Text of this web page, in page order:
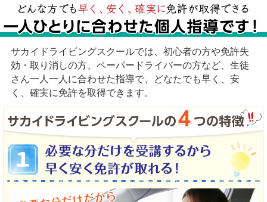
サカイドライビングスクールでは、初心者の方や免許失
効・取り消しの方、ペーパードライバーの方など、生徒
さん一人一人に合わせた指導で、どなたでも早く、安
く、確実に免許を取得できます。